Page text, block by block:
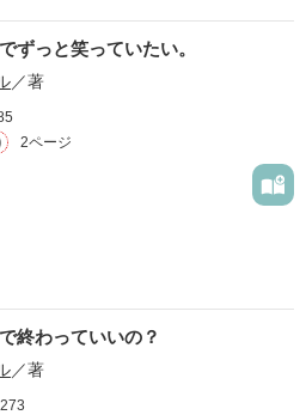
ずっと笑っていたい。
／著
2ページ
作品を読む
終わっていいの？
／著